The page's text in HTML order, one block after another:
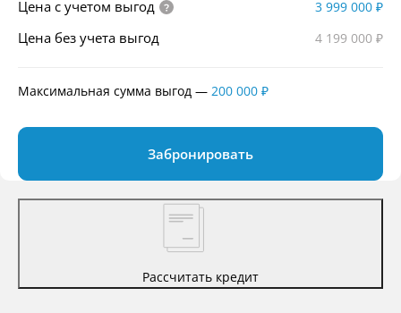
Цена с учетом выгод 3 999 000 ₽
Цена без учета выгод 4 199 000 ₽
Максимальная сумма выгод — 200 000 ₽
Забронировать
Рассчитать кредит